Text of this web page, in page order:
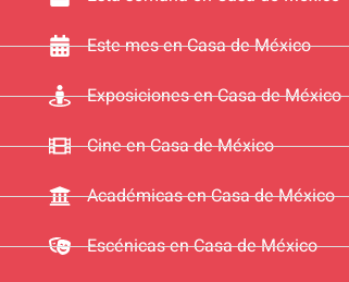
Este mes en Casa de México
Exposiciones en Casa de México
Cine en Casa de México
Académicas en Casa de México
Escénicas en Casa de México